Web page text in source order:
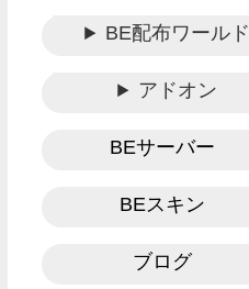
BE配布ワールド
アドオン
BEサーバー
BEスキン
ブログ